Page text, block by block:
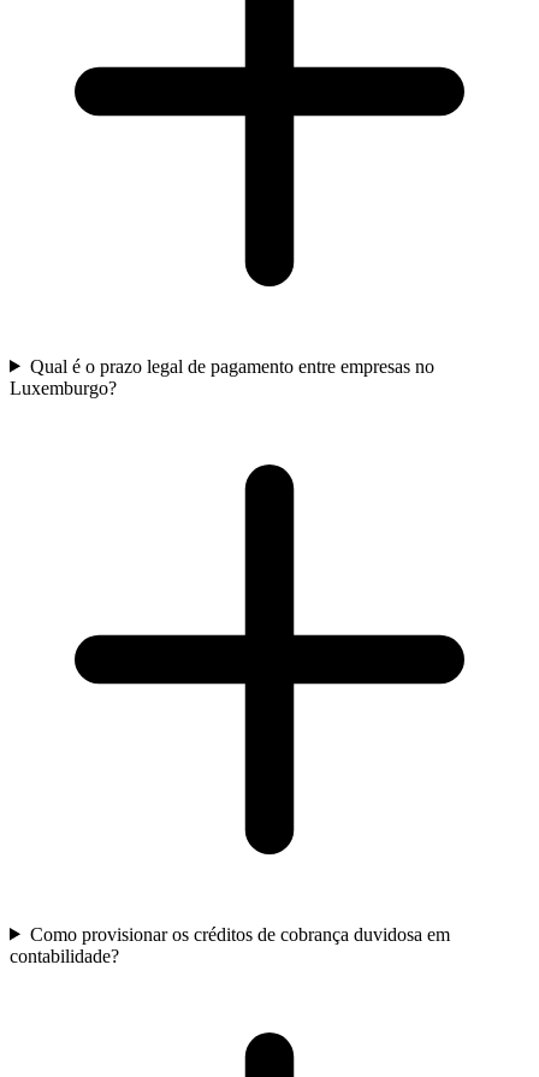
Qual é o prazo legal de pagamento entre empresas no
Luxemburgo?
Como provisionar os créditos de cobrança duvidosa em
contabilidade?